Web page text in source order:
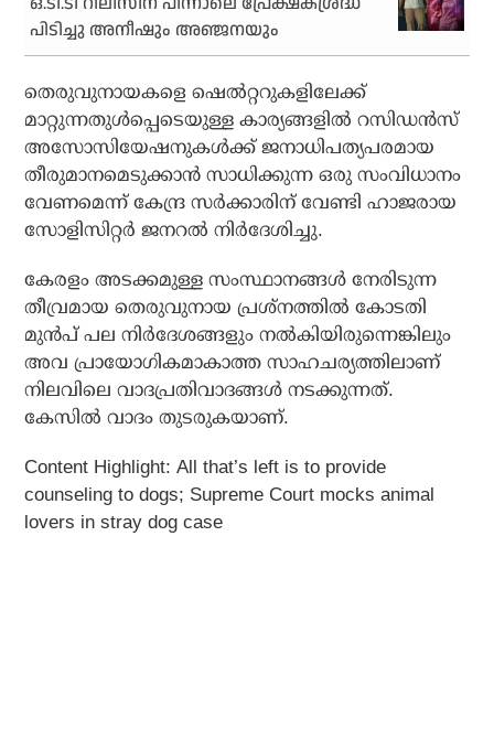
പിടിച്ചു അനീഷും അഞ്ജനയും
തെരുവുനായകളെ ഷെൽറ്ററുകളിലേക്ക്
മാറ്റുന്നതുൾപ്പെടെയുള്ള കാര്യങ്ങളിൽ റസിഡൻസ്
അസോസിയേഷനുകൾക്ക് ജനാധിപത്യപരമായ
തീരുമാനമെടുക്കാൻ സാധിക്കുന്ന ഒരു സംവിധാനം
വേണമെന്ന് കേന്ദ്ര സർക്കാരിന് വേണ്ടി ഹാജരായ
സോളിസിറ്റർ ജനറൽ നിർദേശിച്ചു.
കേരളം അടക്കമുള്ള സംസ്ഥാനങ്ങൾ നേരിടുന്ന
തീവ്രമായ തെരുവുനായ പ്രശ്നത്തിൽ കോടതി
മുൻപ് പല നിർദേശങ്ങളും നൽകിയിരുന്നെങ്കിലും
അവ പ്രായോഗികമാകാത്ത സാഹചര്യത്തിലാണ്
നിലവിലെ വാദപ്രതിവാദങ്ങൾ നടക്കുന്നത്.
കേസിൽ വാദം തുടരുകയാണ്.
Content Highlight: All that’s left is to provide
counseling to dogs; Supreme Court mocks animal
lovers in stray dog ​​case